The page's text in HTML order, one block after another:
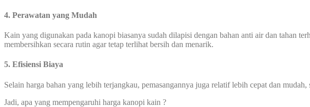
4. Perawatan yang Mudah
Kain yang digunakan pada kanopi biasanya sudah dilapisi dengan bahan anti air dan tahan
membersihkan secara rutin agar tetap terlihat bersih dan menarik.
5. Efisiensi Biaya
Selain harga bahan yang lebih terjangkau, pemasangannya juga relatif lebih cepat dan
Jadi, apa yang mempengaruhi harga kanopi kain ?